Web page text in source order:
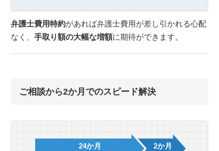
弁護士費用特約があれば弁護士費用が差し引かれる心配
なく、手取り額の大幅な増額に期待ができます。
ご相談から2か月でのスピード解決
24か月 2か月